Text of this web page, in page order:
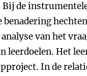
Bij de
analyse van het
leerdoelen. Het
In de